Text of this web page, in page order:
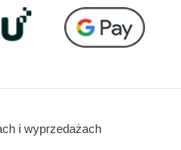
i wyprzedażach